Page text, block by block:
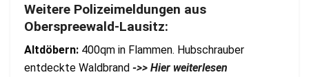
Weitere Polizeimeldungen aus
Oberspreewald-Lausitz:
Altdöbern: 400qm in Flammen. Hubschrauber
entdeckte Waldbrand ->> Hier weiterlesen